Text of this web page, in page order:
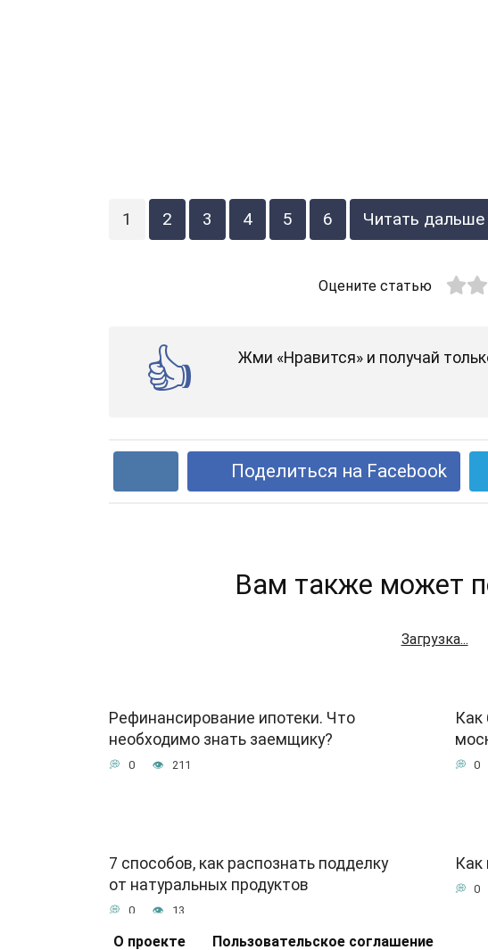
1 2 3 4 5 6 Читать
Оцените статью
Жми «Нравится» и получай
Поделиться на Facebook
Вам также может
Загрузка...
Рефинансирование ипотеки. Что
необходимо знать заемщику?
0 211
Как
0
7 способов, как распознать подделку
от натуральных продуктов
0 13
Как
0
О проекте Пользовательское соглашение